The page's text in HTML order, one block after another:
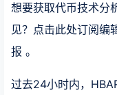
想要获取代币技术分
见？点击此处订阅
报 。
过去24小时内，